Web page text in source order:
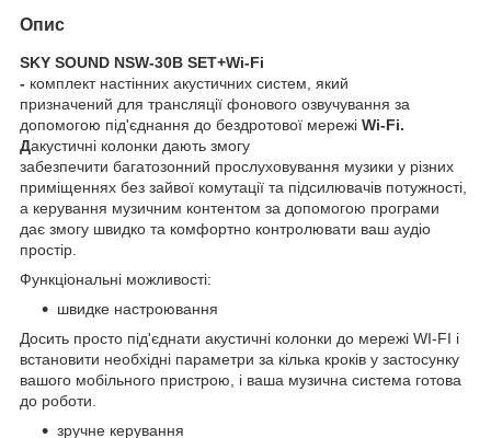
Опис
SKY SOUND NSW-30B SET+Wi-Fi
- комплект настінних акустичних систем, який
призначений для трансляції фонового озвучування за
допомогою під'єднання до бездротової мережі Wi-Fi.
Дакустичні колонки дають змогу
забезпечити багатозонний прослуховування музики у різних
приміщеннях без зайвої комутації та підсилювачів потужності,
а керування музичним контентом за допомогою програми
дає змогу швидко та комфортно контролювати ваш аудіо
простір.
Функціональні можливості:
швидке настроювання
Досить просто під'єднати акустичні колонки до мережі WI-FI і
встановити необхідні параметри за кілька кроків у застосунку
вашого мобільного пристрою, і ваша музична система готова
до роботи.
зручне керування